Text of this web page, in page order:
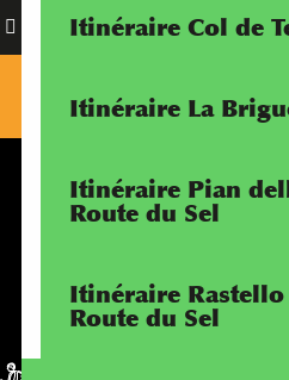
Itinéraire Col de
Itinéraire La
Itinéraire Pian
Route du Sel
Itinéraire
Route du Sel
Komoot